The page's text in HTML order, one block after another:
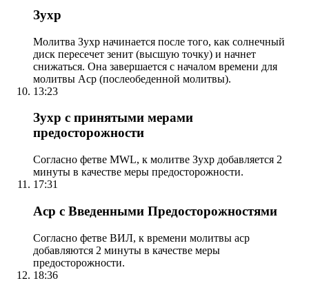
Зухр
Молитва Зухр начинается после того, как солнечный
диск пересечет зенит (высшую точку) и начнет
снижаться. Она завершается с началом времени для
молитвы Аср (послеобеденной молитвы).
13:23
Зухр с принятыми мерами
предосторожности
Согласно фетве MWL, к молитве Зухр добавляется 2
минуты в качестве меры предосторожности.
17:31
Аср с Введенными Предосторожностями
Согласно фетве ВИЛ, к времени молитвы аср
добавляются 2 минуты в качестве меры
предосторожности.
18:36